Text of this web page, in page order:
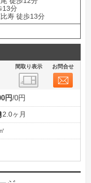
13分
寿 徒歩13分
間取り表示 お問合せ
円 0円
2.0ヶ月